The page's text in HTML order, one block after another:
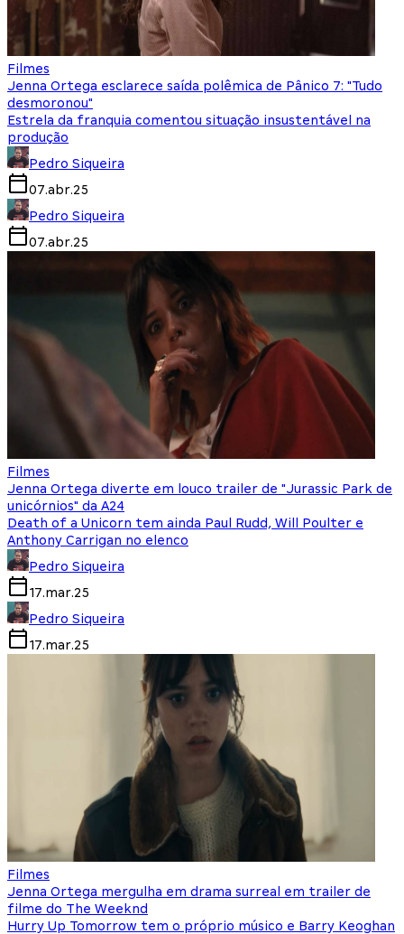
Filmes
Jenna Ortega esclarece saída polêmica de Pânico 7: "Tudo
desmoronou"
Estrela da franquia comentou situação insustentável na
produção
Pedro Siqueira
07.abr.25
Pedro Siqueira
07.abr.25
Filmes
Jenna Ortega diverte em louco trailer de "Jurassic Park de
unicórnios" da A24
Death of a Unicorn tem ainda Paul Rudd, Will Poulter e
Anthony Carrigan no elenco
Pedro Siqueira
17.mar.25
Pedro Siqueira
17.mar.25
Filmes
Jenna Ortega mergulha em drama surreal em trailer de
filme do The Weeknd
Hurry Up Tomorrow tem o próprio músico e Barry Keoghan